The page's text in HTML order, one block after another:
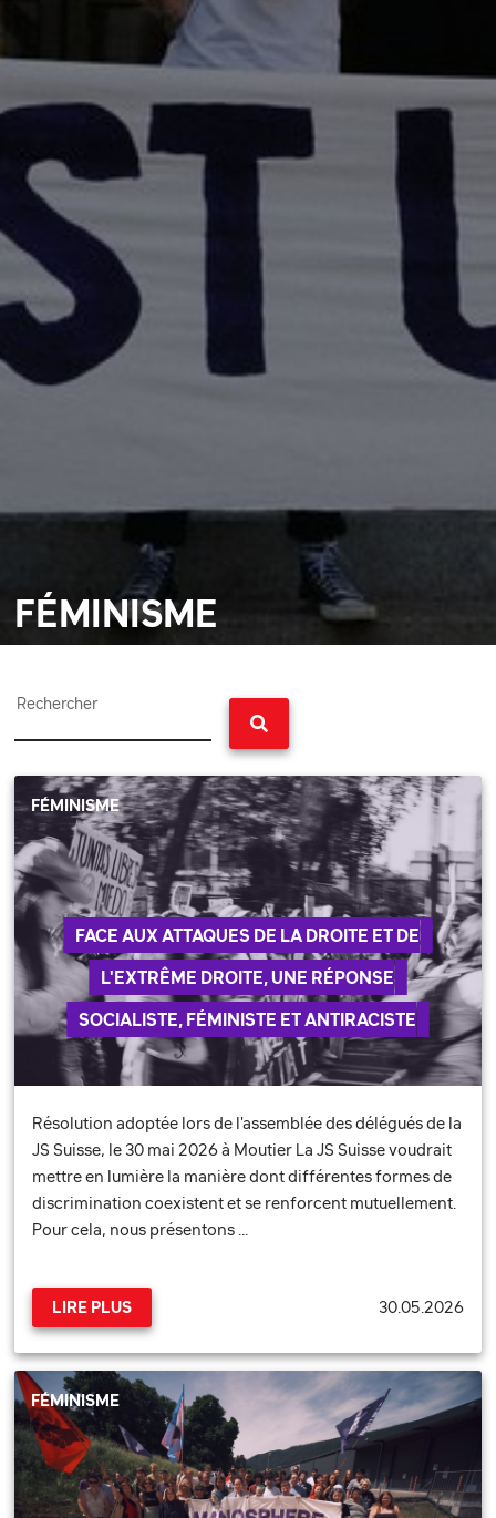
FÉMINISME
Rechercher
FACE AUX ATTAQUES DE LA DROITE ET DE
L'EXTRÊME DROITE, UNE RÉPONSE
SOCIALISTE, FÉMINISTE ET ANTIRACISTE
FÉMINISME
Résolution adoptée lors de l'assemblée des délégués de la
JS Suisse, le 30 mai 2026 à Moutier La JS Suisse voudrait
mettre en lumière la manière dont différentes formes de
discrimination coexistent et se renforcent mutuellement.
Pour cela, nous présentons …
LIRE PLUS 30.05.2026
FÉMINISME